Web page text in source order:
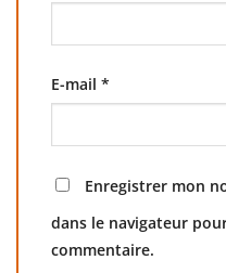
E-mail *
Enregistrer mon
dans le navigateur
commentaire.